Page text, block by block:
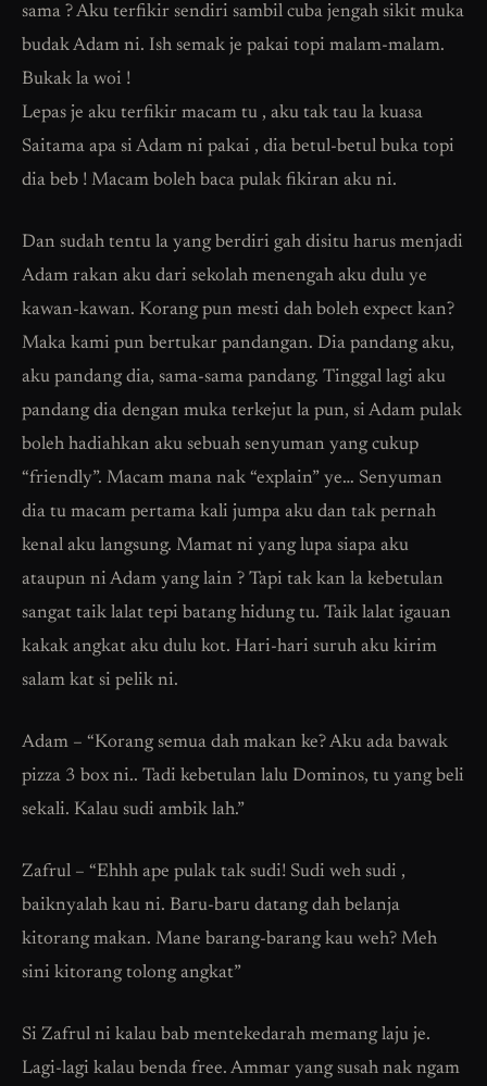
sama ? Aku terfikir sendiri sambil cuba jengah sikit muka
budak Adam ni. Ish semak je pakai topi malam-malam.
Bukak la woi !
Lepas je aku terfikir macam tu , aku tak tau la kuasa
Saitama apa si Adam ni pakai , dia betul-betul buka topi
dia beb ! Macam boleh baca pulak fikiran aku ni.
Dan sudah tentu la yang berdiri gah disitu harus menjadi
Adam rakan aku dari sekolah menengah aku dulu ye
kawan-kawan. Korang pun mesti dah boleh expect kan?
Maka kami pun bertukar pandangan. Dia pandang aku,
aku pandang dia, sama-sama pandang. Tinggal lagi aku
pandang dia dengan muka terkejut la pun, si Adam pulak
boleh hadiahkan aku sebuah senyuman yang cukup
“friendly”. Macam mana nak “explain” ye… Senyuman
dia tu macam pertama kali jumpa aku dan tak pernah
kenal aku langsung. Mamat ni yang lupa siapa aku
ataupun ni Adam yang lain ? Tapi tak kan la kebetulan
sangat taik lalat tepi batang hidung tu. Taik lalat igauan
kakak angkat aku dulu kot. Hari-hari suruh aku kirim
salam kat si pelik ni.
Adam – “Korang semua dah makan ke? Aku ada bawak
pizza 3 box ni.. Tadi kebetulan lalu Dominos, tu yang beli
sekali. Kalau sudi ambik lah.”
Zafrul – “Ehhh ape pulak tak sudi! Sudi weh sudi ,
baiknyalah kau ni. Baru-baru datang dah belanja
kitorang makan. Mane barang-barang kau weh? Meh
sini kitorang tolong angkat”
Si Zafrul ni kalau bab mentekedarah memang laju je.
Lagi-lagi kalau benda free. Ammar yang susah nak ngam